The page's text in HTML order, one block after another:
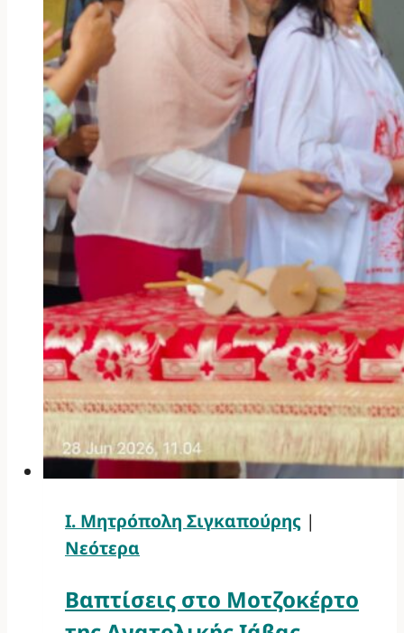
Ι. Μητρόπολη Σιγκαπούρης |
Νεότερα
Βαπτίσεις στο Μοτζοκέρτο